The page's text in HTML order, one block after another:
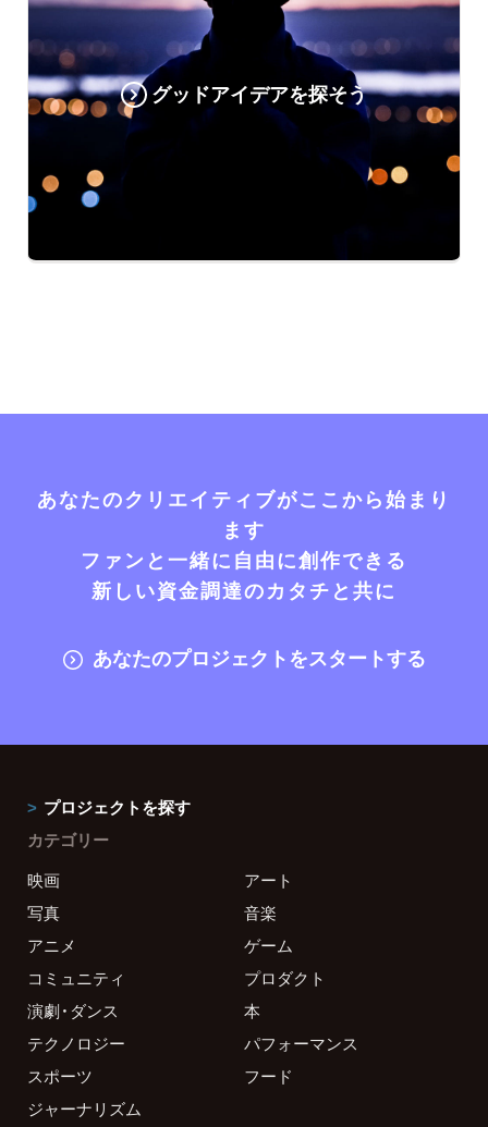
グッドアイデアを探そう
あなたのクリエイティブがここから始まり
ます
ファンと一緒に自由に創作できる
新しい資金調達のカタチと共に
あなたのプロジェクトをスタートする
プロジェクトを探す
カテゴリー
映画
アート
写真
音楽
アニメ
ゲーム
コミュニティ
プロダクト
演劇・ダンス
本
テクノロジー
パフォーマンス
スポーツ
フード
ジャーナリズム